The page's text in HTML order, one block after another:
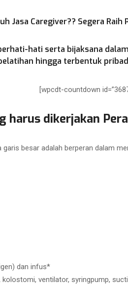
Jasa Caregiver?? Segera Raih
hati serta bijaksana
hingga terbentuk
[wpcdt-countdown
harus dikerjakan
besar adalah berperan dalam
dan infus*
ventilator, syringpump,